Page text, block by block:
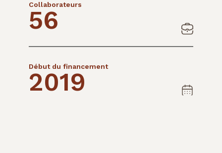
Collaborateurs
56
Début du financement
2019